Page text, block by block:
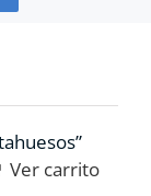
Ver carrito